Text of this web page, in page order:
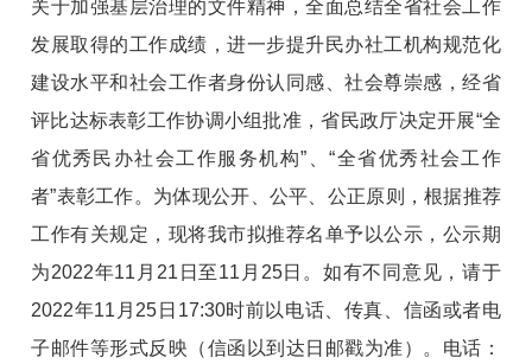
关于加强基层治理的文件精神，全面总结全省社会工作
发展取得的工作成绩，进一步提升民办社工机构规范化
建设水平和社会工作者身份认同感、社会尊崇感，经省
评比达标表彰工作协调小组批准，省民政厅决定开展“全
省优秀民办社会工作服务机构”、“全省优秀社会工作
者”表彰工作。为体现公开、公平、公正原则，根据推荐
工作有关规定，现将我市拟推荐名单予以公示，公示期
为2022年11月21日至11月25日。如有不同意见，请于
2022年11月25日17:30时前以电话、传真、信函或者电
子邮件等形式反映（信函以到达日邮戳为准）。电话：